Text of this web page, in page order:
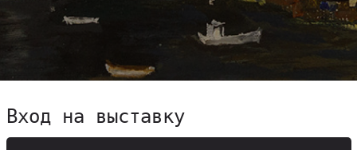
Вход на выставку